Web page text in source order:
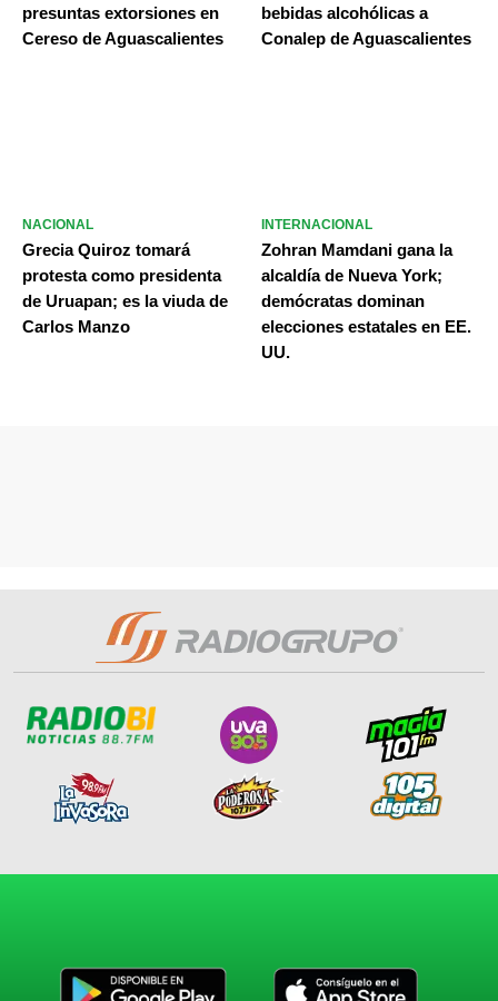
presuntas extorsiones en
Cereso de Aguascalientes
bebidas alcohólicas a
Conalep de Aguascalientes
NACIONAL
Grecia Quiroz tomará
protesta como presidenta
de Uruapan; es la viuda de
Carlos Manzo
INTERNACIONAL
Zohran Mamdani gana la
alcaldía de Nueva York;
demócratas dominan
elecciones estatales en EE.
UU.